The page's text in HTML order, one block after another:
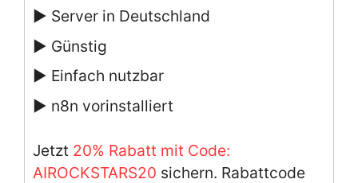
▶ Server in Deutschland
▶ Günstig
▶ Einfach nutzbar
▶ n8n vorinstalliert
Jetzt 20% Rabatt mit Code:
AIROCKSTARS20 sichern. Rabattcode